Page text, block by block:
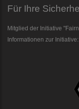
Für Ihre
Mitglied der Initiative
Informationen zur Initiative: